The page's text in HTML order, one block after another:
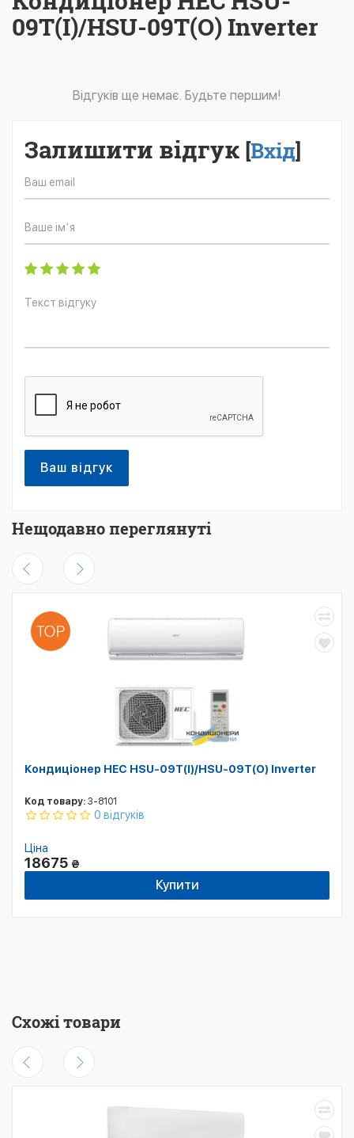
09T(I)/HSU-09T(O) Inverter
Відгуків ще немає. Будьте першим!
Залишити відгук [Вхід]
Ваш відгук
Нещодавно переглянуті
Кондиціонер HEC HSU-09T(I)/HSU-09T(O) Inverter
Код товару: 3-8101
0 відгуків
Ціна
18675 ₴
Купити
Схожі товари